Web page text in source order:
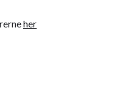
her